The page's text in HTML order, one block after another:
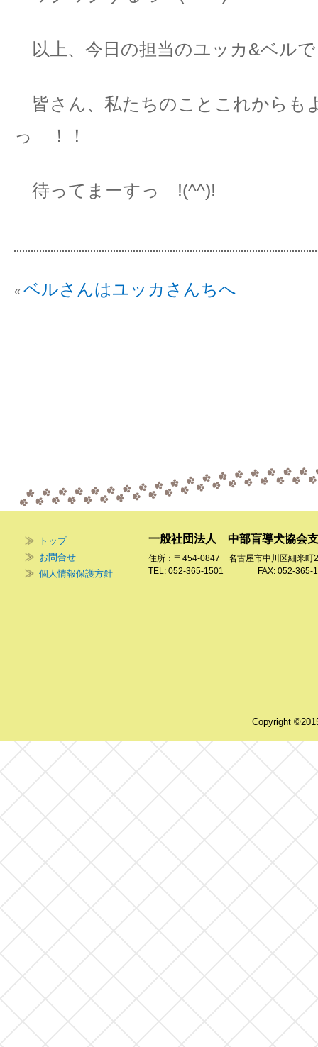
以上、今日の担当のユッカ&ベル
皆さん、私たちのことこれからも
っ ！！
待ってまーすっ !(^^)!
« ベルさんはユッカさんちへ
トップ
お問合せ
個人情報保護方針
一般社団法人 中部盲導犬協会
住所：〒454-0847 名古屋市中川区細米町
TEL: 052-365-1501 FAX: 052-365-
Copyright